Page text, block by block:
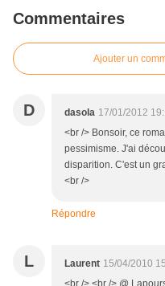
Commentaires
Ajouter un
D dasola 17/01/2012
<br /> Bonsoir, ce
pessimisme. J'ai
disparition. C'est un
<br />
Répondre
L Laurent 15/04/2010
<br /> <br /> @